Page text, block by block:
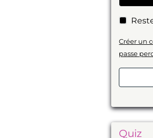
Créer un
passe
Quiz